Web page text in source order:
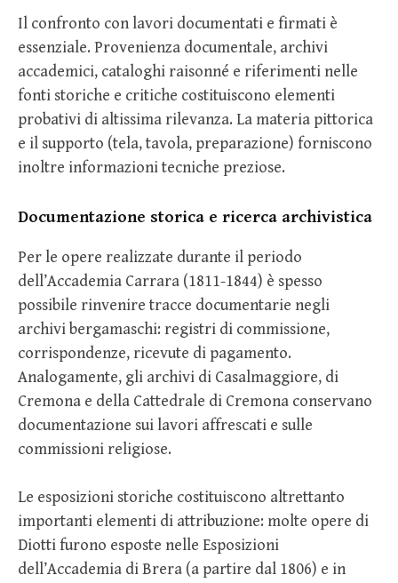
Il confronto con lavori documentati e firmati è
essenziale. Provenienza documentale, archivi
accademici, cataloghi raisonné e riferimenti nelle
fonti storiche e critiche costituiscono elementi
probativi di altissima rilevanza. La materia pittorica
e il supporto (tela, tavola, preparazione) forniscono
inoltre informazioni tecniche preziose.
Documentazione storica e ricerca archivistica
Per le opere realizzate durante il periodo
dell’Accademia Carrara (1811-1844) è spesso
possibile rinvenire tracce documentarie negli
archivi bergamaschi: registri di commissione,
corrispondenze, ricevute di pagamento.
Analogamente, gli archivi di Casalmaggiore, di
Cremona e della Cattedrale di Cremona conservano
documentazione sui lavori affrescati e sulle
commissioni religiose.
Le esposizioni storiche costituiscono altrettanto
importanti elementi di attribuzione: molte opere di
Diotti furono esposte nelle Esposizioni
dell’Accademia di Brera (a partire dal 1806) e in